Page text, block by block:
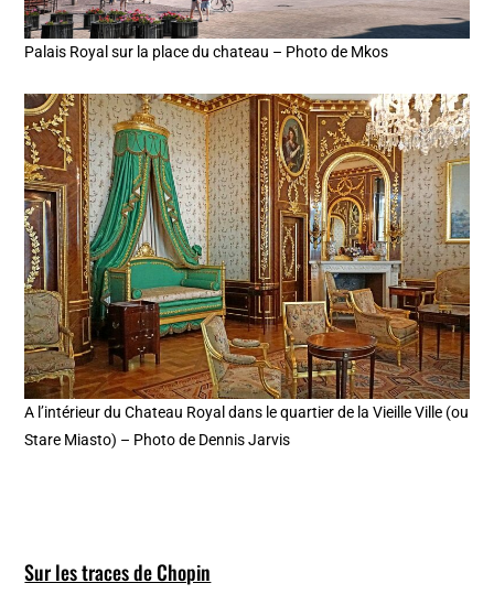
Palais Royal sur la place du chateau – Photo de Mkos
A l’intérieur du Chateau Royal dans le quartier de la Vieille Ville (ou
Stare Miasto) – Photo de Dennis Jarvis
Sur les traces de Chopin